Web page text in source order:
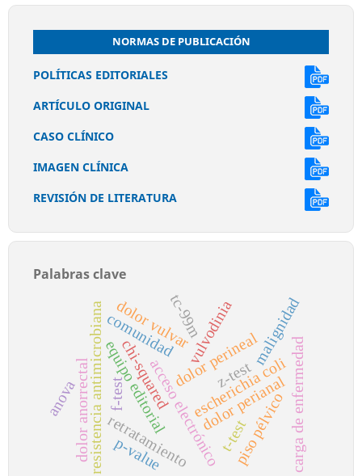
NORMAS DE PUBLICACIÓN
POLÍTICAS EDITORIALES
ARTÍCULO ORIGINAL
CASO CLÍNICO
IMAGEN CLÍNICA
REVISIÓN DE LITERATURA
Palabras clave
equipo editorialacceso electrónico
comunidad
escherichia coli
resistencia antimicrobiana dolor perineal
vulvodinia
dolor vulvar
dolor perianal
piso pélvico
dolor anorrectal retratamiento carga de enfermedad
p-value
z-test
t-test
anova chi-squared
f-test
malignidad
tc-99m